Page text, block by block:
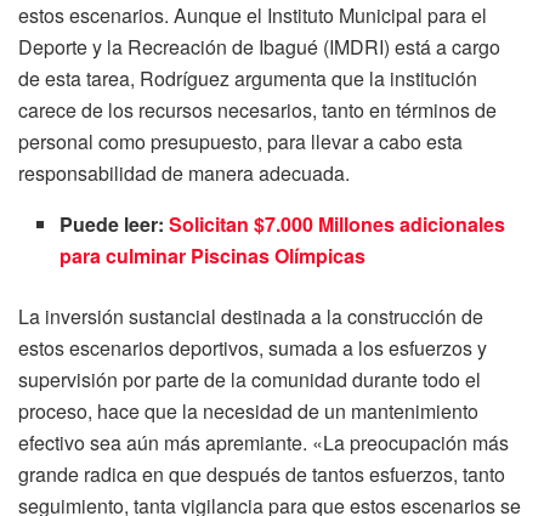
estos escenarios. Aunque el Instituto Municipal para el
Deporte y la Recreación de Ibagué (IMDRI) está a cargo
de esta tarea, Rodríguez argumenta que la institución
carece de los recursos necesarios, tanto en términos de
personal como presupuesto, para llevar a cabo esta
responsabilidad de manera adecuada.
Puede leer:Solicitan $7.000 Millones adicionales
para culminar Piscinas Olímpicas
La inversión sustancial destinada a la construcción de
estos escenarios deportivos, sumada a los esfuerzos y
supervisión por parte de la comunidad durante todo el
proceso, hace que la necesidad de un mantenimiento
efectivo sea aún más apremiante. «La preocupación más
grande radica en que después de tantos esfuerzos, tanto
seguimiento, tanta vigilancia para que estos escenarios se